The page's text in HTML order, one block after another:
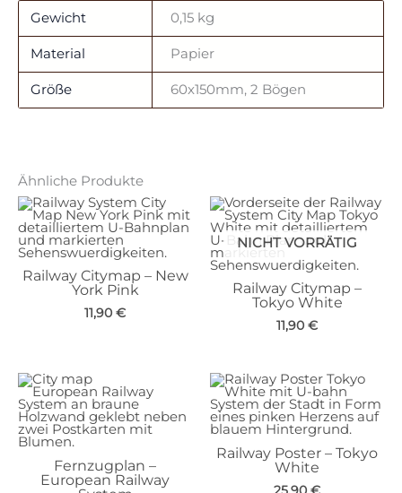
Gewicht 0,15 kg
Material Papier
Größe 60x150mm, 2 Bögen
Ähnliche Produkte
Railway Citymap – New
York Pink
11,90 €
NICHT VORRÄTIG
Railway Citymap –
Tokyo White
11,90 €
Fernzugplan –
European Railway
Railway Poster – Tokyo
White